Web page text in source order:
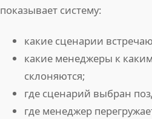
показывает систему:
какие сценарии
какие менеджеры к
склоняются;
где сценарий выбран
где менеджер